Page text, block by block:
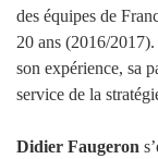
des équipes de
20 ans (2016/
son expérience, sa
service de la
Didier Faugeron